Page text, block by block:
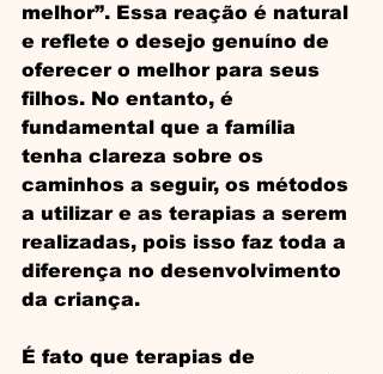
melhor”. Essa reação é natural
e reflete o desejo genuíno de
oferecer o melhor para seus
filhos. No entanto, é
fundamental que a família
tenha clareza sobre os
caminhos a seguir, os métodos
a utilizar e as terapias a serem
realizadas, pois isso faz toda a
diferença no desenvolvimento
da criança.
É fato que terapias de